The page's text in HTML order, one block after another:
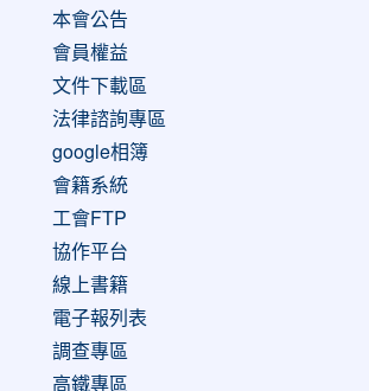
本會公告
會員權益
文件下載區
法律諮詢專區
google相簿
會籍系統
工會FTP
協作平台
線上書籍
電子報列表
調查專區
高鐵專區